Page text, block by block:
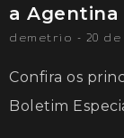
a Agentina
demetrio 20
Confira os
Boletim